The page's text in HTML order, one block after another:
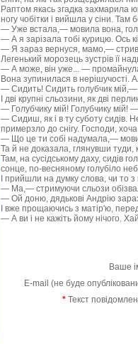
Раптом якась згадка захмарила
ногу чобітки і вийшла у сіни.
— Уже встала,— мовила вона,
— А я зарізала тобі курицю. Ось
— Я зараз вернуся, мамо,—
Легенький морозець зустрів її
— А може, він уже... —
Вона зупинилася в нерішучості.
— Сидить! Сидить голубчик
І дві крупні сльозини, як дві
— Голубчику мій! Голубчику мій!
— Сидиш, як і в ту суботу сидів.
примерзло до снігу. Господи,
— Що це ти собі надумала,—
Та й не доказала, глянувши туди,
Там, на сусідському даху, сидів
сонце, по-весняному голубіло
І прийшли на думку слова, чи то
— Ма,— стримуючи сльози
— Ой доню, дядькові Андрію
І вже прощаючись з матір'ю,
— А ви і не кажіть йому нічого.
Ваше
E-mail (не буде
* Текст